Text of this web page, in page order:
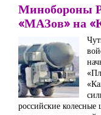
Минобороны
«МАЗов» на
российские колесные